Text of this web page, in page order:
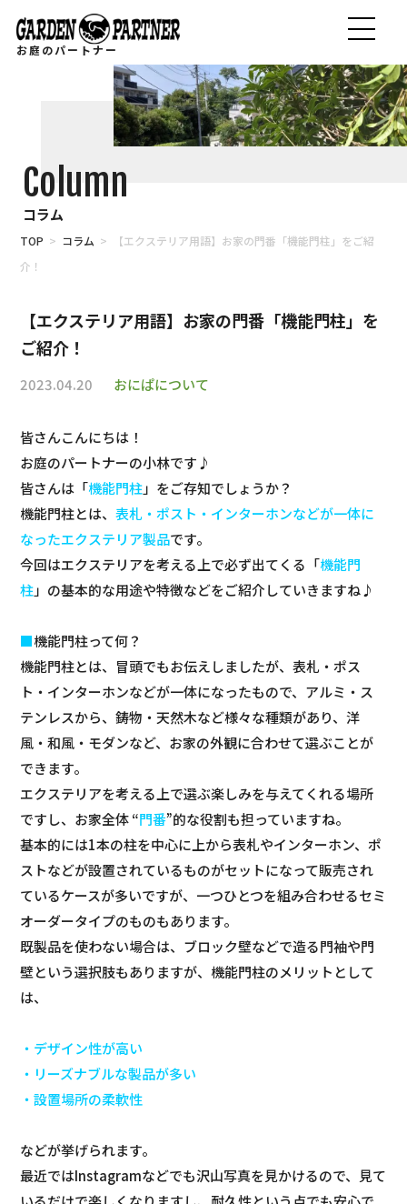
お庭のパートナー
Column
コラム
TOP > コラム > 【エクステリア用語】お家の門番「機能門柱」をご紹
介！
【エクステリア用語】お家の門番「機能門柱」を
ご紹介！
2023.04.20 おにぱについて
皆さんこんにちは！
お庭のパートナーの小林です♪
皆さんは「機能門柱」をご存知でしょうか？
機能門柱とは、表札・ポスト・インターホンなどが一体に
なったエクステリア製品です。
今回はエクステリアを考える上で必ず出てくる「機能門
柱」の基本的な用途や特徴などをご紹介していきますね♪
■機能門柱って何？
機能門柱とは、冒頭でもお伝えしましたが、表札・ポス
ト・インターホンなどが一体になったもので、アルミ・ス
テンレスから、鋳物・天然木など様々な種類があり、洋
風・和風・モダンなど、お家の外観に合わせて選ぶことが
できます。
エクステリアを考える上で選ぶ楽しみを与えてくれる場所
ですし、お家全体 “門番”的な役割も担っていますね。
基本的には1本の柱を中心に上から表札やインターホン、ポ
ストなどが設置されているものがセットになって販売され
ているケースが多いですが、一つひとつを組み合わせるセミ
オーダータイプのものもあります。
既製品を使わない場合は、ブロック壁などで造る門袖や門
壁という選択肢もありますが、機能門柱のメリットとして
は、
・デザイン性が高い
・リーズナブルな製品が多い
・設置場所の柔軟性
などが挙げられます。
最近ではInstagramなどでも沢山写真を見かけるので、見て